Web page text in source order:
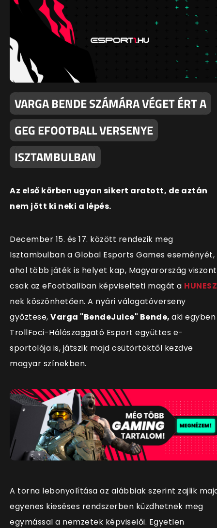
VARGA BENDE SZÁMÁRA VÉGET ÉRT A
GEG EFOOTBALL VERSENYE
ISZTAMBULBAN
Az első körben ugyan sikert aratott, de aztán
nem jött ki neki a lépés.
December 15. és 17. között rendezik meg
Isztambulban a Global Esports Games eseményét,
ahol több játék is helyet kap, Magyarország viszont
csak az eFootballban képviselteti magát a HUNESZ
nek köszönhetően. A nyári válogatóverseny
győztese, Varga "BendeJuice" Bende, aki
TrollFoci-Hálószaggató Esport együttes e-
sportolója is, játszik majd csütörtöktől kezdve
magyar színekben.
A torna lebonyolítása az alábbiak szerint zajlik
egyenes kieséses rendszerben küzdhetnek meg
egymással a nemzetek képviselői. Egyetlen